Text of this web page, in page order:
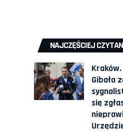
NAJCZĘŚCIEJ
Gibała
się